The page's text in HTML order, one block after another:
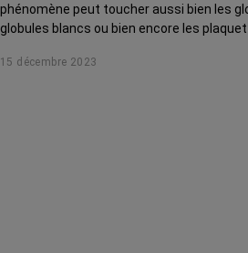
phénomène peut toucher aussi bien les
globules blancs ou bien encore les
incarné par le Dr Kierzek, vous explique tout.
15 décembre 2023